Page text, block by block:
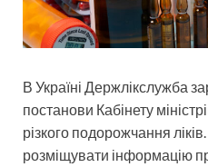
В Україні Держлікслужба
постанови Кабінету
різкого подорожчання
розміщувати інформацію